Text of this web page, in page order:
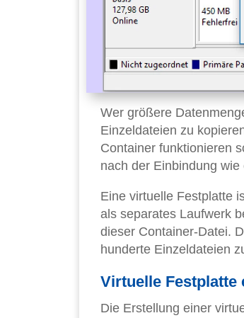
Wer größere
Einzeldateien zu
Container funktionieren
nach der Einbindung
Eine virtuelle Festplatte
als separates Laufwerk
dieser Container-Datei.
hunderte Einzeldateien
Virtuelle Festplatte
Die Erstellung einer